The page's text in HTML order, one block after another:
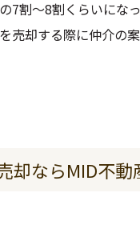
7割～8割くらいになっ
売却する際に仲介の
却ならMID不